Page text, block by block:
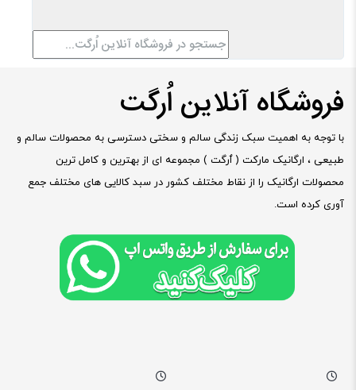
فروشگاه آنلاین اُرگت
با توجه به اهمیت سبک زندگی سالم و سختی دسترسی به محصولات سالم و
طبیعی ، ارگانیک مارکت ( ٱرگت ) مجموعه ای از بهترین و کامل ترین
محصولات ارگانیک را از نقاط مختلف کشور در سبد کالایی های مختلف جمع
آوری کرده است.